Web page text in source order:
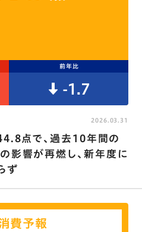
前年比
-1.7
点で､過去10年間の
影響が再燃し､新年度に
ず
2026.03.31
費予報